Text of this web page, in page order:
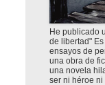
He publicado
de libertad"
ensayos de
una obra de
una novela
ser ni héroe